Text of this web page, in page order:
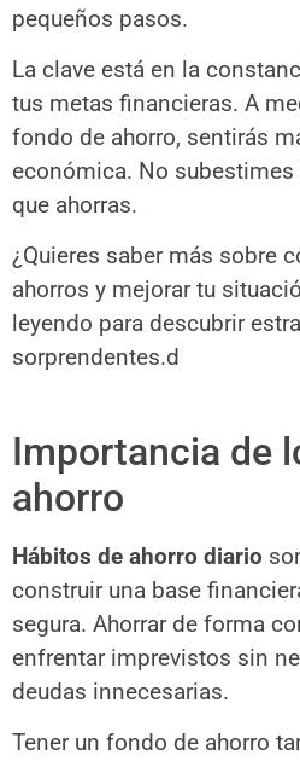
pequeños pasos.
La clave está en la
tus metas financieras. A
fondo de ahorro, sentirás
económica. No
que ahorras.
¿Quieres saber más sobre
ahorros y mejorar tu
leyendo para descubrir
sorprendentes.d
Importancia de
ahorro
Hábitos de ahorro diario
construir una base
segura. Ahorrar de forma
enfrentar imprevistos sin
deudas innecesarias.
Tener un fondo de ahorro